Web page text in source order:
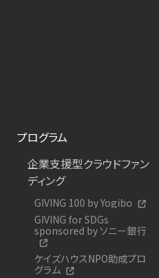
プログラム
企業支援型クラウドファン
ディング
GIVING 100 by Yogibo
GIVING for SDGs
sponsored by ソニー銀行
ケイズハウスNPO助成プロ
グラム